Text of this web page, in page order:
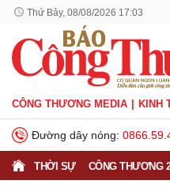
Thứ Bảy, 08/08/2026 17:03
CÔNG THƯƠNG MEDIA KINH
Đường dây nóng:
THỜI SỰ CÔNG THƯƠNG